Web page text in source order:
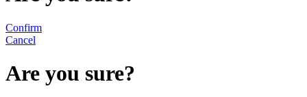
Confirm
Cancel
Are you sure?